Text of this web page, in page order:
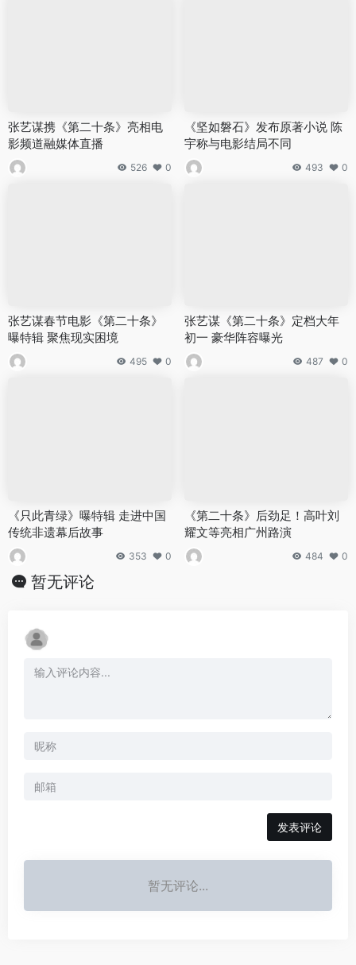
张艺谋携《第二十条》亮相电
影频道融媒体直播
526 0
《坚如磐石》发布原著小说 陈
宇称与电影结局不同
493 0
张艺谋春节电影《第二十条》
曝特辑 聚焦现实困境
495 0
张艺谋《第二十条》定档大年
初一 豪华阵容曝光
487 0
《只此青绿》曝特辑 走进中国
传统非遗幕后故事
353 0
《第二十条》后劲足！高叶刘
耀文等亮相广州路演
484 0
暂无评论
发表评论
暂无评论...